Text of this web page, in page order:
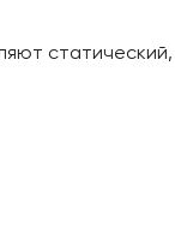
статический,